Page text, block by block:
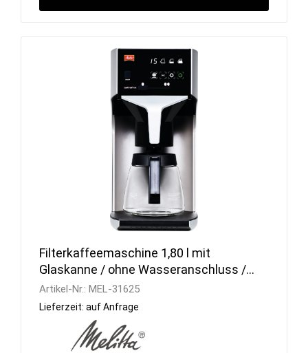
Filterkaffeemaschine 1,80 l mit
Glaskanne / ohne Wasseranschluss /
230 V
Artikel-Nr.: MEL-31625
Lieferzeit: auf Anfrage